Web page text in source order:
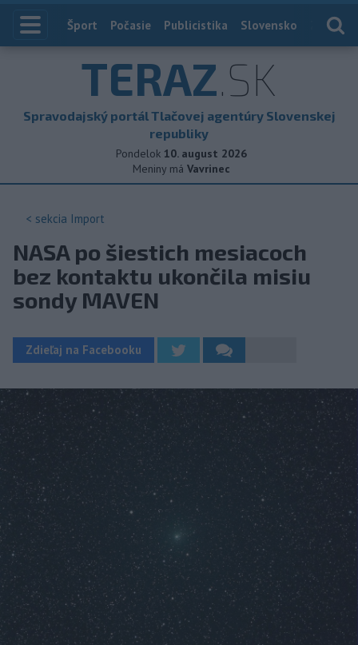
Index
Šport Počasie Publicistika Slovensko
TERAZ.SK
Spravodajský portál Tlačovej agentúry Slovenskej
republiky
Pondelok 10. august 2026
Meniny má Vavrinec
< sekcia Import
NASA po šiestich mesiacoch
bez kontaktu ukončila misiu
sondy MAVEN
Zdieľaj na Facebooku